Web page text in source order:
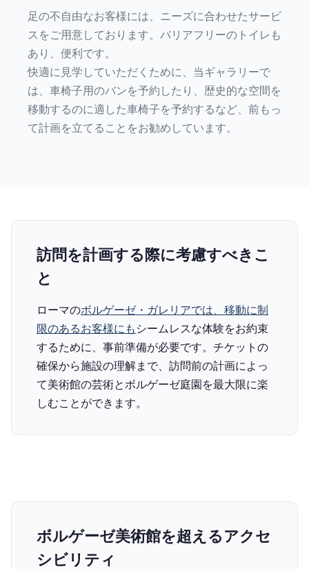
足の不自由なお客様には、ニーズに合わせたサービ
スをご用意しております。バリアフリーのトイレも
あり、便利です。
快適に見学していただくために、当ギャラリーで
は、車椅子用のバンを予約したり、歴史的な空間を
移動するのに適した車椅子を予約するなど、前もっ
て計画を立てることをお勧めしています。
訪問を計画する際に考慮すべきこ
と
ローマのボルゲーゼ・ガレリアでは、移動に制
限のあるお客様にも シームレスな体験をお約束
するために、事前準備が必要です。チケットの
確保から施設の理解まで、訪問前の計画によっ
て美術館の芸術とボルゲーゼ庭園を最大限に楽
しむことができます。
ボルゲーゼ美術館を超えるアクセ
シビリティ